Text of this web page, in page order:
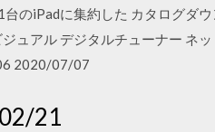
のiPadに集約した カタログダ
ュアル デジタルチューナー ネ
2020/07/07
21